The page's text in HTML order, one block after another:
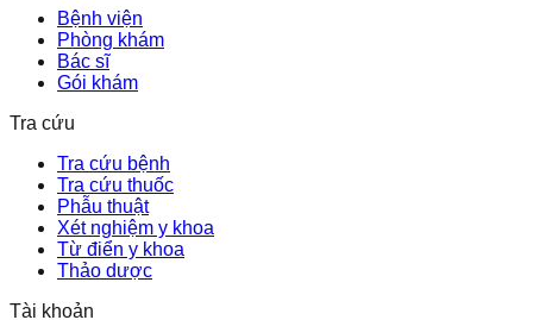
Bệnh viện
Phòng khám
Bác sĩ
Gói khám
Tra cứu
Tra cứu bệnh
Tra cứu thuốc
Phẫu thuật
Xét nghiệm y khoa
Từ điển y khoa
Thảo dược
Tài khoản